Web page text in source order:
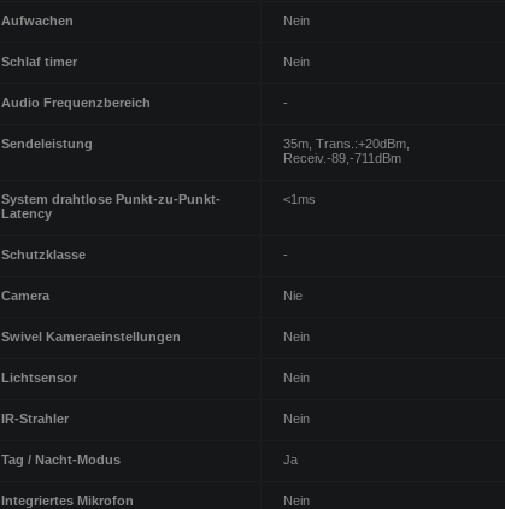
Aufwachen Nein
Schlaf timer Nein
Audio Frequenzbereich -
Sendeleistung
35m, Trans.:+20dBm,
Receiv.-89,-711dBm
System drahtlose Punkt-zu-Punkt-
Latency
<1ms
Schutzklasse -
Camera Nie
Swivel Kameraeinstellungen Nein
Lichtsensor Nein
IR-Strahler Nein
Tag / Nacht-Modus Ja
Integriertes Mikrofon Nein